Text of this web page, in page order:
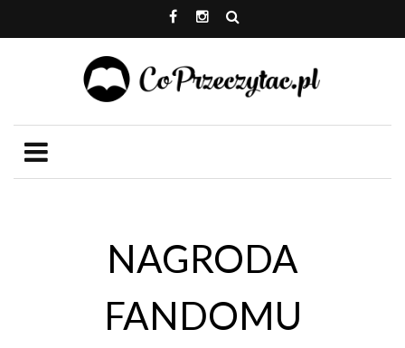
NAGRODA
FANDOMU